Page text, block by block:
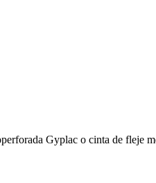
Gyplac o cinta de fleje